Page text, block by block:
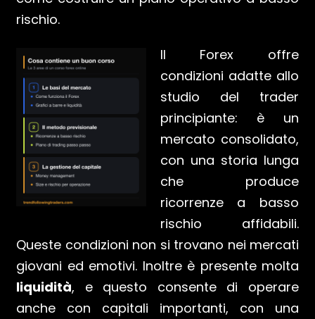
rischio.
Il Forex offre
condizioni adatte allo
studio del trader
principiante: è un
mercato consolidato,
con una storia lunga
che produce
ricorrenze a basso
rischio affidabili.
Queste condizioni non si trovano nei mercati
giovani ed emotivi. Inoltre è presente molta
liquidità, e questo consente di operare
anche con capitali importanti, con una